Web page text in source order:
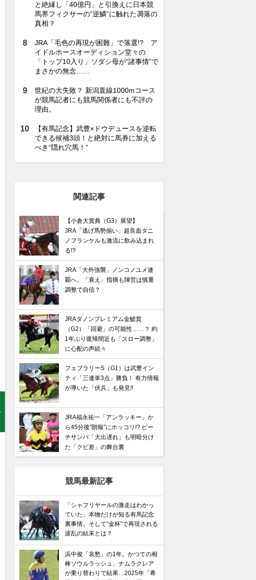
と絶縁し「40億円」と引換えに日本競
馬界フィクサーの”逆鱗”に触れた凋落の
真相？
JRA「毛色の再現が困難」で落選!? ア
イドルホースオーディション堂々の
「トップ10入り」ソダシ母が“諸事情”で
まさかの無念……
世紀の大失敗？ 新潟直線1000mコース
が競馬記者にも競馬関係者にも不評の
理由。
【有馬記念】武豊×ドウデュースを逆転
できる候補3頭！と絶対に馬券に加える
べき“隠れ穴馬！”
関連記事
【小倉大賞典（G3）展望】
JRA「逃げ馬勢揃い」超良血タニ
ノフランケルも激流に飲み込まれ
る!?
JRA「大外強襲」ノンコノユメ連
覇へ。「衰え」指摘も陣営は慎重
調整で自信？
JRAダノンプレミアム金鯱賞
（G2）「回避」の可能性……？ 約
1年ぶり復帰間近も「スロー調整」
に心配の声続々
フェブラリーS（G1）は武豊イン
ティ「三連単3点」勝負！ 有力情報
が導いた「伏兵」も発見!!
JRA福永祐一「アンラッキー」か
ら45分後”朗報”にホッコリ!? ビー
チサンバ「大出遅れ」も明暗分け
た「クビ差」の舞台裏
競馬最新記事
「シャフリヤールの激走はわかっ
ていた」本物だけが知る有馬記念
裏事情。そして“金杯”で再現される
波乱の結末とは？
浜中俊「哀愁」の1年。かつての相
棒ソウルラッシュ、ナムラクレア
が乗り替わりで結果…2025年「希